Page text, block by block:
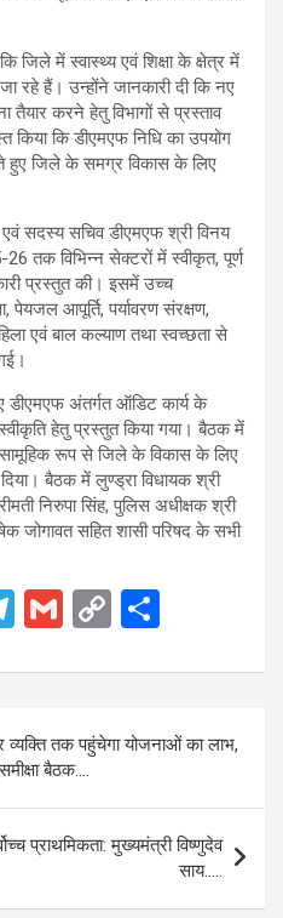
में स्वास्थ्य एवं शिक्षा के क्षेत्र में
रहे हैं। उन्होंने जानकारी दी कि नए
तैयार करने हेतु विभागों से प्रस्ताव
कि डीएमएफ निधि का उपयोग
हुए जिले के समग्र विकास के लिए
सदस्य सचिव डीएमएफ श्री विनय
तक विभिन्न सेक्टरों में स्वीकृत, पूर्ण
प्रस्तुत की। इसमें उच्च
पेयजल आपूर्ति, पर्यावरण संरक्षण,
एवं बाल कल्याण तथा स्वच्छता से
डीएमएफ अंतर्गत ऑडिट कार्य के
हेतु प्रस्तुत किया गया। बैठक में
सामूहिक रूप से जिले के विकास के लिए
बैठक में लुण्ड्रा विधायक श्री
निरुपा सिंह, पुलिस अधीक्षक श्री
जोगावत सहित शासी परिषद के सभी
T
e
gr
a
m
G
ail
C
py
Li
n
k
ar
e
व्यक्ति तक पहुंचेगा योजनाओं का लाभ,
बैठक….
प्राथमिकता: मुख्यमंत्री विष्णुदेव
साय…..